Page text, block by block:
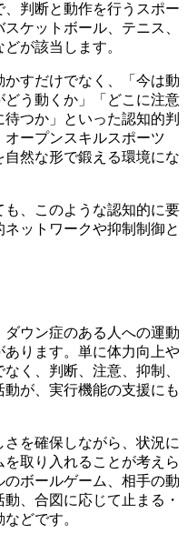
判断と動作を行うスポー
ケットボール、テニス、
が該当します。
すだけでなく、「今は動
どう動くか」「どこに注意
つか」といった認知的判
ープンスキルスポーツ
然な形で鍛える環境にな
、このような認知的に要
ットワークや抑制制御と
ウン症のある人への運動
ります。単に体力向上や
く、判断、注意、抑制、
が、実行機能の支援にも
を確保しながら、状況に
取り入れることが考えら
ボールゲーム、相手の動
、合図に応じて止まる・
どです。